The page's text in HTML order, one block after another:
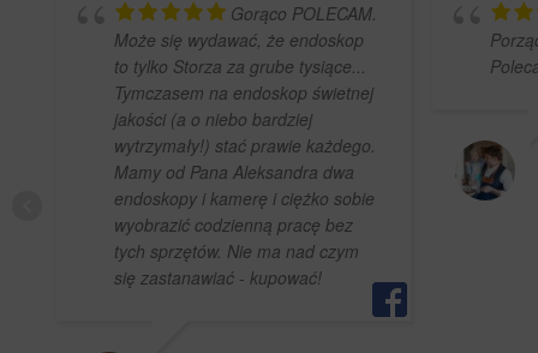
Gorąco POLECAM.
Może się wydawać, że endoskop
to tylko Storza za grube tysiące...
Tymczasem na endoskop świetnej
jakości (a o niebo bardziej
wytrzymały!) stać prawie każdego.
Mamy od Pana Aleksandra dwa
endoskopy i kamerę i ciężko sobie
wyobrazić codzienną pracę bez
tych sprzętów. Nie ma nad czym
się zastanawiać - kupować!